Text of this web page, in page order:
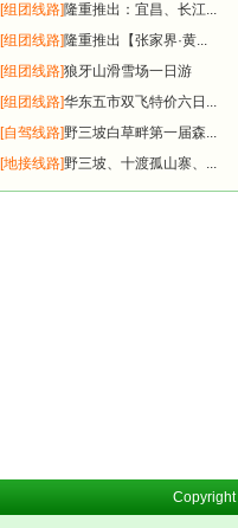
[组团线路]隆重推出：宜昌、长江...
[组团线路]隆重推出【张家界·黄...
[组团线路]狼牙山滑雪场一日游
[组团线路]华东五市双飞特价六日...
[自驾线路]野三坡白草畔第一届森...
[地接线路]野三坡、十渡孤山寨、...
Copyright